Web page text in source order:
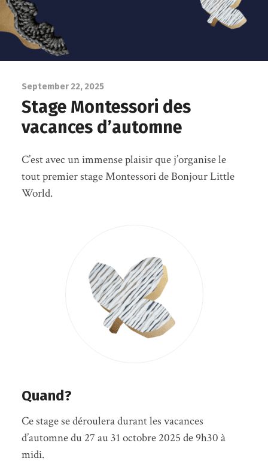
September 22, 2025
Stage Montessori des
vacances d’automne
C’est avec un immense plaisir que j’organise le
tout premier stage Montessori de Bonjour Little
World.
Quand?
Ce stage se déroulera durant les vacances
d’automne du 27 au 31 octobre 2025 de 9h30 à
midi.